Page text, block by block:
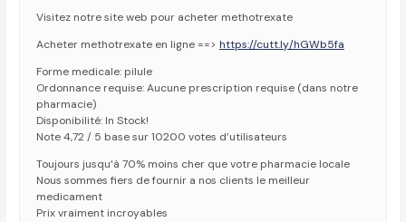
Visitez notre site web pour acheter methotrexate
Acheter methotrexate en ligne ==>https://cutt.ly/hGWb5fa
Forme medicale: pilule
Ordonnance requise: Aucune prescription requise (dans notre
pharmacie)
Disponibilité: In Stock!
Note 4,72 / 5 base sur 10200 votes d’utilisateurs
Toujours jusqu’à 70% moins cher que votre pharmacie locale
Nous sommes fiers de fournir a nos clients le meilleur
medicament
Prix vraiment incroyables